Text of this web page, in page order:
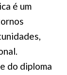
é um
do diploma